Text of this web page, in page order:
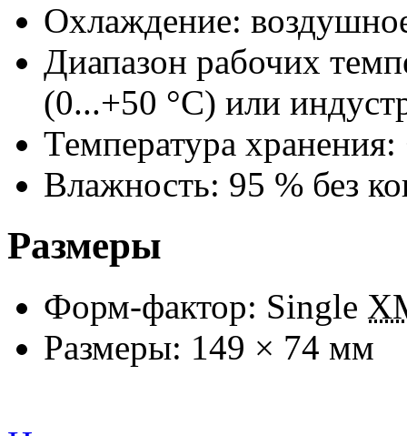
Охлаждение:
Диапазон рабочих
(0...+50 °С) или
Температура
Влажность: 95 % без
Размеры
Форм-фактор: Single
Размеры: 149 × 74 мм